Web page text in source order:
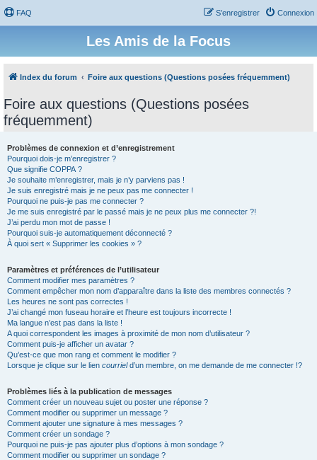
FAQ Connexion
S’enregistrer
Les Amis de la Focus
Index du forum Foire aux questions (Questions posées fréquemment)
Foire aux questions (Questions posées
fréquemment)
Problèmes de connexion et d’enregistrement
Pourquoi dois-je m’enregistrer ?
Que signifie COPPA ?
Je souhaite m’enregistrer, mais je n’y parviens pas !
Je suis enregistré mais je ne peux pas me connecter !
Pourquoi ne puis-je pas me connecter ?
Je me suis enregistré par le passé mais je ne peux plus me connecter ?!
J’ai perdu mon mot de passe !
Pourquoi suis-je automatiquement déconnecté ?
À quoi sert « Supprimer les cookies » ?
Paramètres et préférences de l’utilisateur
Comment modifier mes paramètres ?
Comment empêcher mon nom d’apparaître dans la liste des membres connectés ?
Les heures ne sont pas correctes !
J’ai changé mon fuseau horaire et l’heure est toujours incorrecte !
Ma langue n’est pas dans la liste !
A quoi correspondent les images à proximité de mon nom d’utilisateur ?
Comment puis-je afficher un avatar ?
Qu’est-ce que mon rang et comment le modifier ?
Lorsque je clique sur le lien courrield’un membre, on me demande de me connecter !?
Problèmes liés à la publication de messages
Comment créer un nouveau sujet ou poster une réponse ?
Comment modifier ou supprimer un message ?
Comment ajouter une signature à mes messages ?
Comment créer un sondage ?
Pourquoi ne puis-je pas ajouter plus d’options à mon sondage ?
Comment modifier ou supprimer un sondage ?